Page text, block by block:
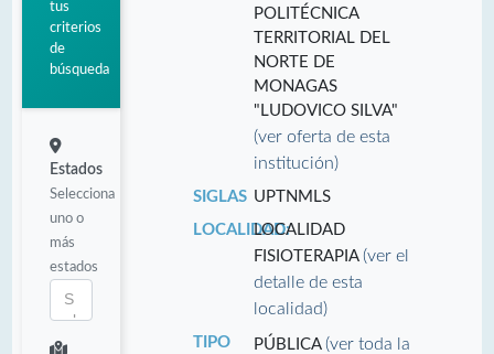
tus
criterios
de
búsqueda
Estados
Selecciona
uno o
más
estados
POLITÉCNICA
TERRITORIAL DEL
NORTE DE
MONAGAS
"LUDOVICO SILVA"
(ver oferta de esta
institución)
SIGLAS UPTNMLS
LOCALIDAD:LOCALIDAD
FISIOTERAPIA(ver el
detalle de esta
localidad)
TIPO
PÚBLICA(ver toda la